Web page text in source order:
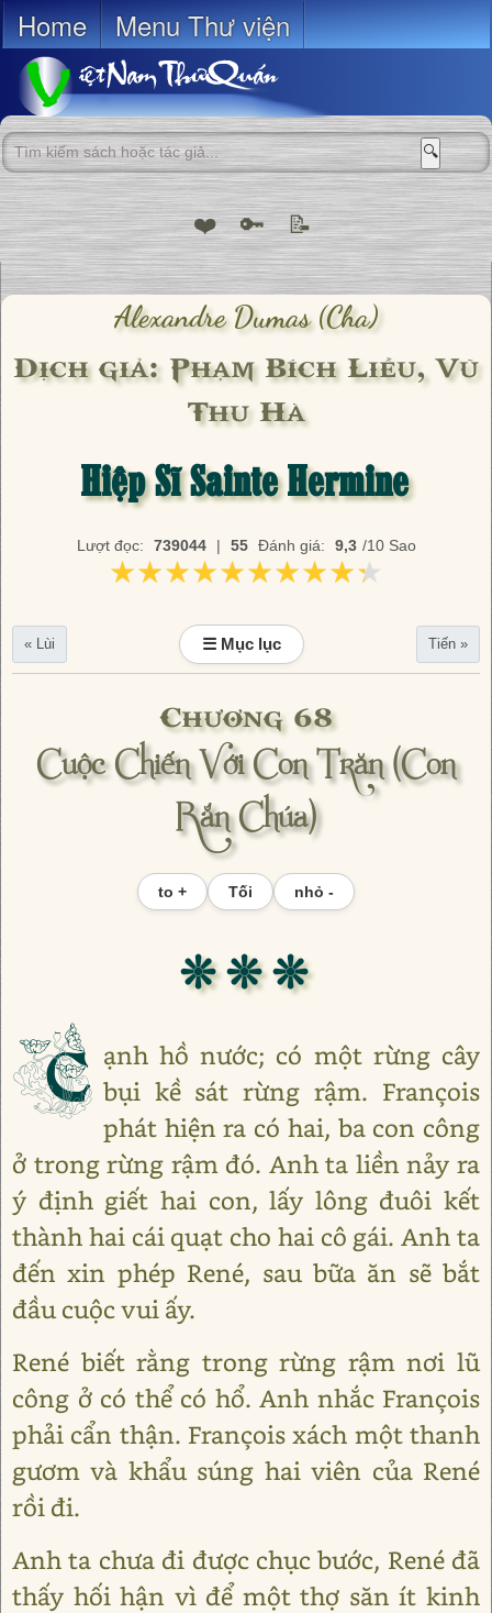
Home Menu Thư viện
🔍
❤️ 🔑 📝
Alexandre Dumas (cha)
Dịch giả: Phạm Bích Liễu, Vũ
Thu Hà
Hiệp Sĩ Sainte Hermine
Lượt đọc: 739044 | 55 Đánh giá: 9,3 /10 Sao
★★★★★★★★★★
★★★★★★★★★★
« Lùi ☰ Mục lục Tiến »
Chương 68
Cuộc Chiến Với Con Trăn (Con
Rắn Chúa)
to + Tối nhỏ -
❊ ❊ ❊
C ạnh hồ nước; có một rừng cây
bụi kề sát rừng rậm. François
phát hiện ra có hai, ba con công
ở trong rừng rậm đó. Anh ta liền nảy ra
ý định giết hai con, lấy lông đuôi kết
thành hai cái quạt cho hai cô gái. Anh ta
đến xin phép René, sau bữa ăn sẽ bắt
đầu cuộc vui ấy.
René biết rằng trong rừng rậm nơi lũ
công ở có thể có hổ. Anh nhắc François
phải cẩn thận. François xách một thanh
gươm và khẩu súng hai viên của René
rồi đi.
Anh ta chưa đi được chục bước, René đã
thấy hối hận vì để một thợ săn ít kinh